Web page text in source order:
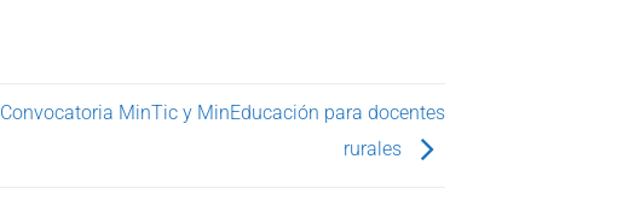
Convocatoria MinTic y MinEducación para docentes
rurales